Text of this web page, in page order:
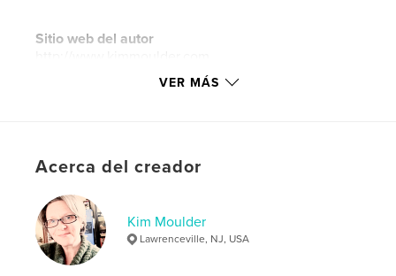
Sitio web del autor
Características:Vertical estándar, 20×25 cm
Fecha de publicación:
Idioma English
Palabras clave
VER MÁS
Acerca del creador
Kim Moulder
Lawrenceville, NJ, USA